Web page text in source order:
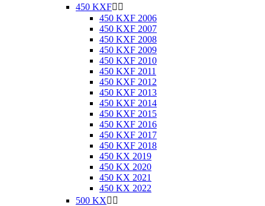
450 KXF 
450 KXF 2006
450 KXF 2007
450 KXF 2008
450 KXF 2009
450 KXF 2010
450 KXF 2011
450 KXF 2012
450 KXF 2013
450 KXF 2014
450 KXF 2015
450 KXF 2016
450 KXF 2017
450 KXF 2018
450 KX 2019
450 KX 2020
450 KX 2021
450 KX 2022
500 KX 